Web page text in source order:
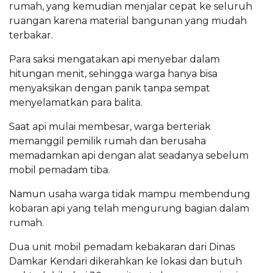
rumah, yang kemudian menjalar cepat ke seluruh
ruangan karena material bangunan yang mudah
terbakar.
Para saksi mengatakan api menyebar dalam
hitungan menit, sehingga warga hanya bisa
menyaksikan dengan panik tanpa sempat
menyelamatkan para balita.
Saat api mulai membesar, warga berteriak
memanggil pemilik rumah dan berusaha
memadamkan api dengan alat seadanya sebelum
mobil pemadam tiba.
Namun usaha warga tidak mampu membendung
kobaran api yang telah mengurung bagian dalam
rumah.
Dua unit mobil pemadam kebakaran dari Dinas
Damkar Kendari dikerahkan ke lokasi dan butuh